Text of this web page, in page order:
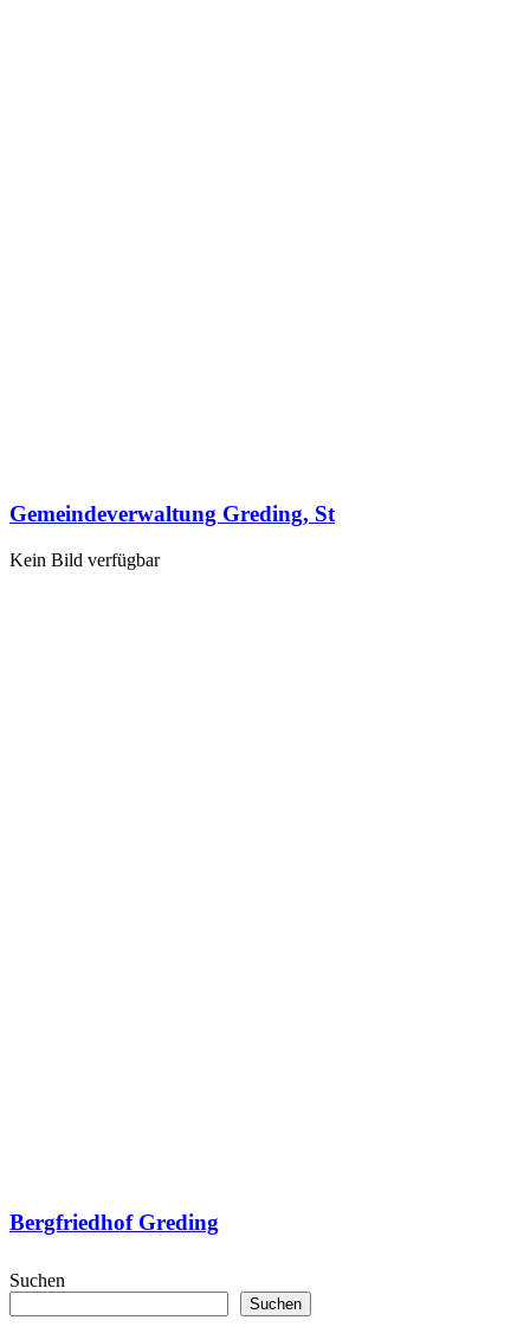
Gemeindeverwaltung Greding, St
Kein Bild verfügbar
Bergfriedhof Greding
Suchen
Suchen